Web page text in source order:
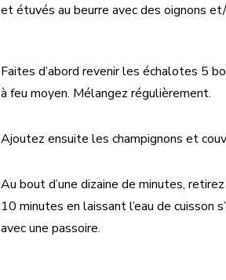
et étuvés au beurre avec des oignons
Faites d’abord revenir les échalotes 5
à feu moyen. Mélangez régulièrement.
Ajoutez ensuite les champignons et
Au bout d’une dizaine de minutes,
10 minutes en laissant l’eau de cuisson
avec une passoire.